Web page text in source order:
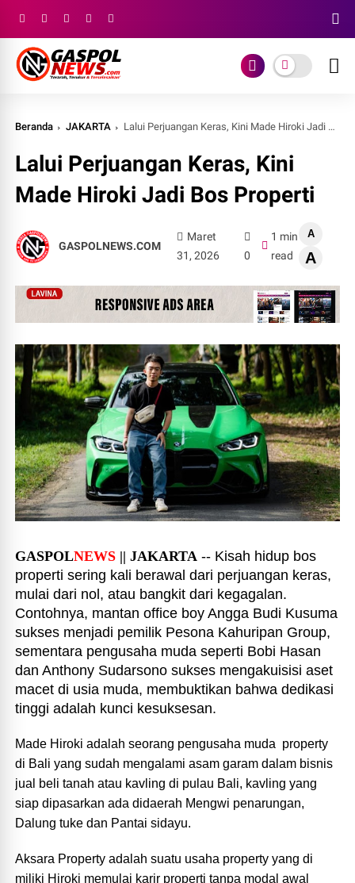
Beranda JAKARTA Lalui Perjuangan Keras, Kini Made Hiroki Jadi Bos Properti
Lalui Perjuangan Keras, Kini
Made Hiroki Jadi Bos Properti
GASPOLNEWS.COM
Maret
31, 2026
0
1 min
read
A
A
GASPOLNEWS || JAKARTA -- Kisah hidup bos
properti sering kali berawal dari perjuangan keras,
mulai dari nol, atau bangkit dari kegagalan.
Contohnya, mantan office boy Angga Budi Kusuma
sukses menjadi pemilik Pesona Kahuripan Group,
sementara pengusaha muda seperti Bobi Hasan
dan Anthony Sudarsono sukses mengakuisisi aset
macet di usia muda, membuktikan bahwa dedikasi
tinggi adalah kunci kesuksesan.
Made Hiroki adalah seorang pengusaha muda property
di Bali yang sudah mengalami asam garam dalam bisnis
jual beli tanah atau kavling di pulau Bali, kavling yang
siap dipasarkan ada didaerah Mengwi penarungan,
Dalung tuke dan Pantai sidayu.
Aksara Property adalah suatu usaha property yang di
miliki Hiroki memulai karir properti tanpa modal awal